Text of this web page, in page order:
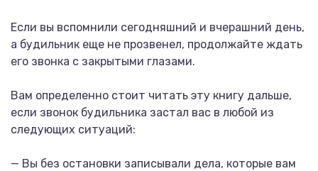
Если вы вспомнили сегодняшний и вчерашний день,
а будильник еще не прозвенел, продолжайте ждать
его звонка с закрытыми глазами.
Вам определенно стоит читать эту книгу дальше,
если звонок будильника застал вас в любой из
следующих ситуаций:
— Вы без остановки записывали дела, которые вам